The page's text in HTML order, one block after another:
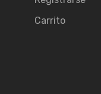
Carrito